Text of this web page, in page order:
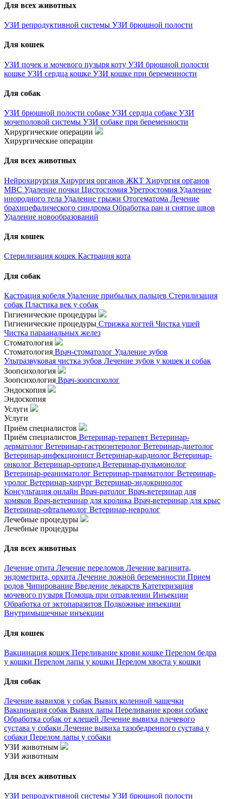
Для всех животных
УЗИ репродуктивной системы УЗИ брюшной полости
Для кошек
УЗИ почек и мочевого пузыря коту УЗИ брюшной полости
кошке УЗИ сердца кошке УЗИ кошке при беременности
Для собак
УЗИ брюшной полости собаке УЗИ сердца собаке УЗИ
мочеполовой системы УЗИ собаке при беременности
Хирургические операции
Хирургические операции
Для всех животных
Нейрохирургия Хирургия органов ЖКТ Хирургия органов
МВС Удаление почки Цистостомия Уретростомия Удаление
инородного тела Удаление грыжи Отогематома Лечение
брахицефалического синдрома Обработка ран и снятие швов
Удаление новообразований
Для кошек
Стерилизация кошек Кастрация кота
Для собак
Кастрация кобеля Удаление прибылых пальцев Стерилизация
собак Пластика век у собак
Гигиенические процедуры
Гигиенические процедуры Стрижка когтей Чистка ушей
Чистка параанальных желез
Стоматология
Стоматология Врач-стоматолог Удаление зубов
Ультразвуковая чистка зубов Лечение зубов у кошек и собак
Зоопсихология
Зоопсихология Врач-зоопсихолог
Эндоскопия
Эндоскопия
Услуги
Услуги
Приём специалистов
Приём специалистов Ветеринар-терапевт Ветеринар-
дерматолог Ветеринар-гастроэнтеролог Ветеринар-диетолог
Ветеринар-инфекционист Ветеринар-кардиолог Ветеринар-
онколог Ветеринар-ортопед Ветеринар-пульмонолог
Ветеринар-реаниматолог Ветеринар-травматолог Ветеринар-
уролог Ветеринар-хирург Ветеринар-эндокринолог
Консультация онлайн Врач-ратолог Врач-ветеринар для
хомяков Врач-ветеринар для кролика Врач-ветеринар для крыс
Ветеринар-офтальмолог Ветеринар-невролог
Лечебные процедуры
Лечебные процедуры
Для всех животных
Лечение отита Лечение переломов Лечение вагинита,
эндометрита, орхита Лечение ложной беременности Прием
родов Чипирование Введение лекарств Катетеризация
мочевого пузыря Помощь при отравлении Инъекции
Обработка от эктопаразитов Подкожные инъекции
Внутримышечные инъекции
Для кошек
Вакцинация кошек Переливание крови кошке Перелом бедра
у кошки Перелом лапы у кошки Перелом хвоста у кошки
Для собак
Лечение вывихов у собак Вывих коленной чашечки
Вакцинация собак Вывих лапы Переливание крови собаке
Обработка собак от клещей Лечение вывиха плечевого
сустава у собаки Лечение вывиха тазобедренного сустава у
собаки Перелом лапы у собаки
УЗИ животным
УЗИ животным
Для всех животных
УЗИ репродуктивной системы УЗИ брюшной полости